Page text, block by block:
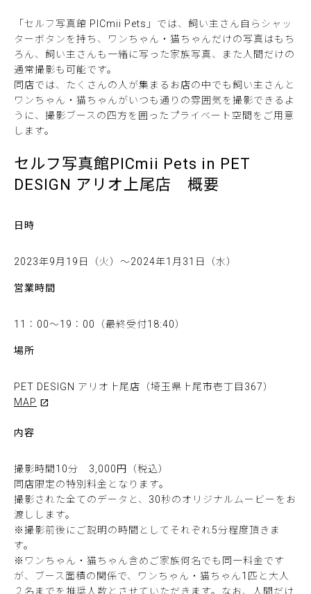
「セルフ写真館 PICmii Pets」では、飼い主さん自らシャッ
ターボタンを持ち、ワンちゃん・猫ちゃんだけの写真はもち
ろん、飼い主さんも一緒に写った家族写真、また人間だけの
通常撮影も可能です。
同店では、たくさんの人が集まるお店の中でも飼い主さんと
ワンちゃん・猫ちゃんがいつも通りの雰囲気を撮影できるよ
うに、撮影ブースの四方を囲ったプライベート空間をご用意
します。
セルフ写真館PICmii Pets in PET
DESIGN アリオ上尾店 概要
日時
2023年9月19日（火）～2024年1月31日（水）
営業時間
11：00～19：00（最終受付18:40）
場所
PET DESIGN アリオ上尾店（埼玉県上尾市壱丁目367）
MAP
内容
撮影時間10分 3,000円（税込）
同店限定の特別料金となります。
撮影された全てのデータと、30秒のオリジナルムービーをお
渡しします。
※撮影前後にご説明の時間としてそれぞれ5分程度頂きま
す。
※ワンちゃん・猫ちゃん含めご家族何名でも同一料金です
が、ブース面積の関係で、ワンちゃん・猫ちゃん1匹と大人
２名までを推奨人数とさせていただきます。なお、人間だけ